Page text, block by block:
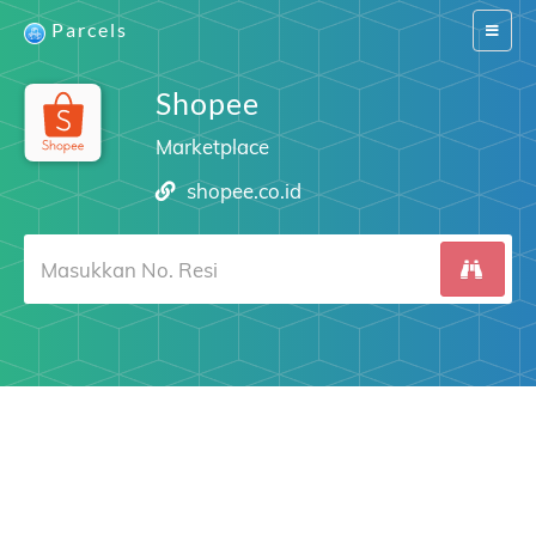
Switch
Parcels
Shopee
Marketplace
shopee.co.id